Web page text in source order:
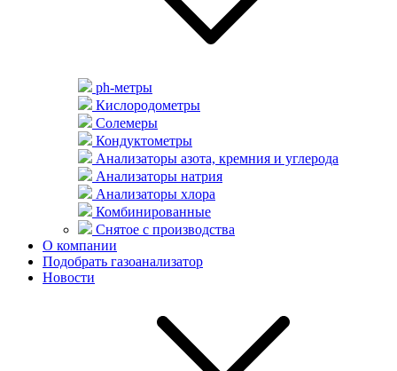
ph-метры
Кислородометры
Солемеры
Кондуктометры
Анализаторы азота, кремния и углерода
Анализаторы натрия
Анализаторы хлора
Комбинированные
Снятое с производства
О компании
Подобрать газоанализатор
Новости